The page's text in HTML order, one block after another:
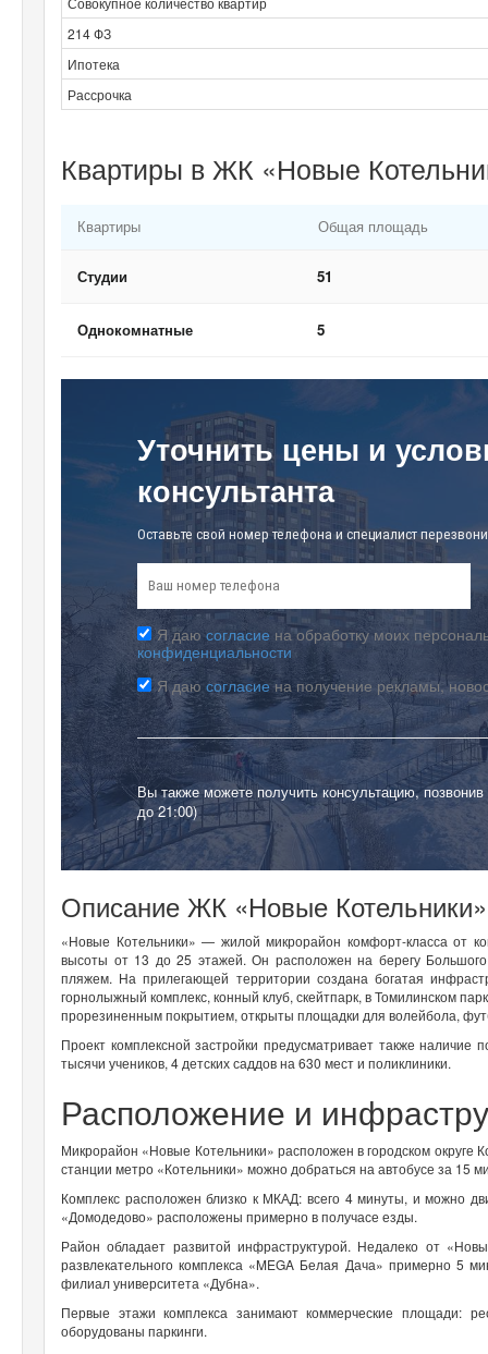
214 ФЗ
Ипотека
Рассрочка
Квартиры в ЖК «Новые
Квартиры Общая площадь
Студии 51
Однокомнатные 5
Уточнить цены и
консультанта
Оставьте свой номер телефона и специалист
Я даюсогласие на обработку моих
конфиденциальности
Я даюсогласие на получение рекламы,
Вы также можете получить консультацию,
до 21:00)
Описание ЖК «Новые Котельники»
«Новые Котельники» — жилой микрорайон комфорт-класса от
высоты от 13 до 25 этажей. Он расположен на берегу Большого
пляжем. На прилегающей территории создана богатая
горнолыжный комплекс, конный клуб, скейтпарк, в Томилинском
прорезиненным покрытием, открыты площадки для волейбола,
Проект комплексной застройки предусматривает также
тысячи учеников, 4 детских саддов на 630 мест и поликлиники.
Расположение и
Микрорайон «Новые Котельники» расположен в городском округе
станции метро «Котельники» можно добраться на автобусе за 15
Комплекс расположен близко к МКАД: всего 4 минуты, и можно
«Домодедово» расположены примерно в получасе езды.
Район обладает развитой инфраструктурой. Недалеко от
развлекательного комплекса «MEGA Белая Дача» примерно 5
филиал университета «Дубна».
Первые этажи комплекса занимают коммерческие площади:
оборудованы паркинги.